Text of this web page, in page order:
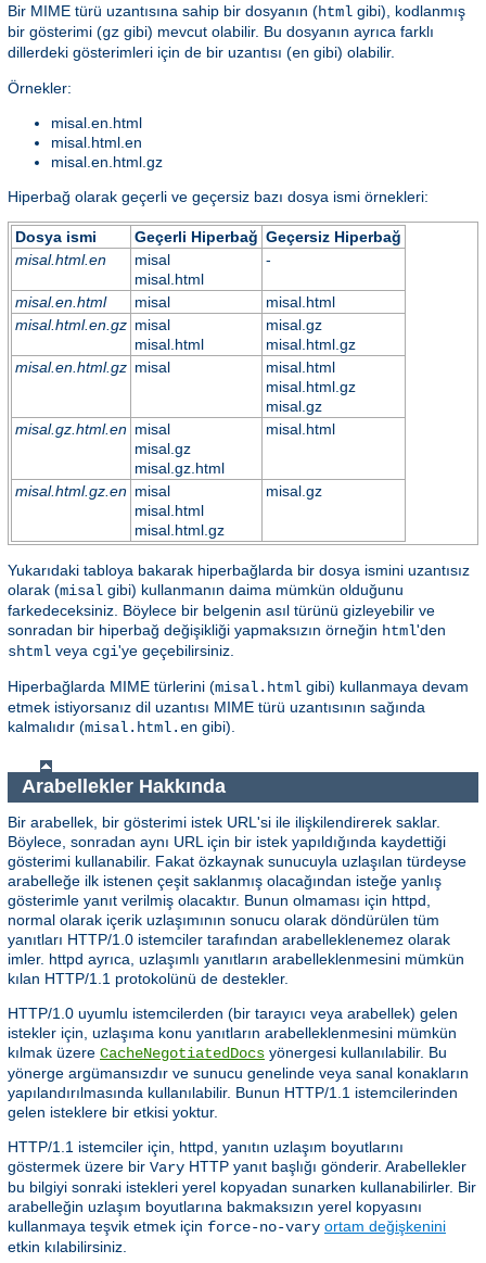
Bir MIME türü uzantısına sahip bir dosyanın (html gibi), kodlanmış
bir gösterimi (gz gibi) mevcut olabilir. Bu dosyanın ayrıca farklı
dillerdeki gösterimleri için de bir uzantısı (en gibi) olabilir.
Örnekler:
misal.en.html
misal.html.en
misal.en.html.gz
Hiperbağ olarak geçerli ve geçersiz bazı dosya ismi örnekleri:
Dosya ismi Geçerli Hiperbağ Geçersiz Hiperbağ
misal.html.en
misal
misal.html
-
misal.en.html misal
misal.html
misal.html.en.gz misal
misal.html
misal.gz
misal.html.gz
misal.en.html.gz misal
misal.html
misal.html.gz
misal.gz
misal.gz.html.en misal
misal.gz
misal.gz.html
misal.html
misal.html.gz.en misal
misal.html
misal.html.gz
misal.gz
Yukarıdaki tabloya bakarak hiperbağlarda bir dosya ismini uzantısız
olarak (misal gibi) kullanmanın daima mümkün olduğunu
farkedeceksiniz. Böylece bir belgenin asıl türünü gizleyebilir ve
sonradan bir hiperbağ değişikliği yapmaksızın örneğin html'den
shtml veya cgi'ye geçebilirsiniz.
Hiperbağlarda MIME türlerini (misal.html gibi) kullanmaya devam
etmek istiyorsanız dil uzantısı MIME türü uzantısının sağında
kalmalıdır (misal.html.en gibi).
Arabellekler Hakkında
Bir arabellek, bir gösterimi istek URL'si ile ilişkilendirerek saklar.
Böylece, sonradan aynı URL için bir istek yapıldığında kaydettiği
gösterimi kullanabilir. Fakat özkaynak sunucuyla uzlaşılan türdeyse
arabelleğe ilk istenen çeşit saklanmış olacağından isteğe yanlış
gösterimle yanıt verilmiş olacaktır. Bunun olmaması için httpd,
normal olarak içerik uzlaşımının sonucu olarak döndürülen tüm
yanıtları HTTP/1.0 istemciler tarafından arabelleklenemez olarak
imler. httpd ayrıca, uzlaşımlı yanıtların arabelleklenmesini mümkün
kılan HTTP/1.1 protokolünü de destekler.
HTTP/1.0 uyumlu istemcilerden (bir tarayıcı veya arabellek) gelen
istekler için, uzlaşıma konu yanıtların arabelleklenmesini mümkün
kılmak üzere CacheNegotiatedDocs yönergesi kullanılabilir. Bu
yönerge argümansızdır ve sunucu genelinde veya sanal konakların
yapılandırılmasında kullanılabilir. Bunun HTTP/1.1 istemcilerinden
gelen isteklere bir etkisi yoktur.
HTTP/1.1 istemciler için, httpd, yanıtın uzlaşım boyutlarını
göstermek üzere bir Vary HTTP yanıt başlığı gönderir. Arabellekler
bu bilgiyi sonraki istekleri yerel kopyadan sunarken kullanabilirler. Bir
arabelleğin uzlaşım boyutlarına bakmaksızın yerel kopyasını
kullanmaya teşvik etmek için force-no-vary ortam değişkenini
etkin kılabilirsiniz.